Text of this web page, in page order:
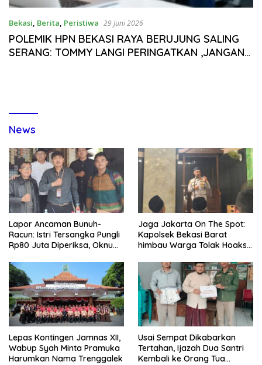
Bekasi, Berita, Peristiwa 29 Juni 2026
POLEMIK HPN BEKASI RAYA BERUJUNG SALING
SERANG: TOMMY LANGI PERINGATKAN ,JANGAN
News
Lapor Ancaman Bunuh-
Racun: Istri Tersangka Pungli
Rp80 Juta Diperiksa, Oknum
Disdagperin
Jaga Jakarta On The Spot:
Kapolsek Bekasi Barat
himbau Warga Tolak Hoaks
Sholat Jumat
Lepas Kontingen Jamnas XII,
Wabup Syah Minta Pramuka
Harumkan Nama Trenggalek
Usai Sempat Dikabarkan
Tertahan, Ijazah Dua Santri
Kembali ke Orang Tua